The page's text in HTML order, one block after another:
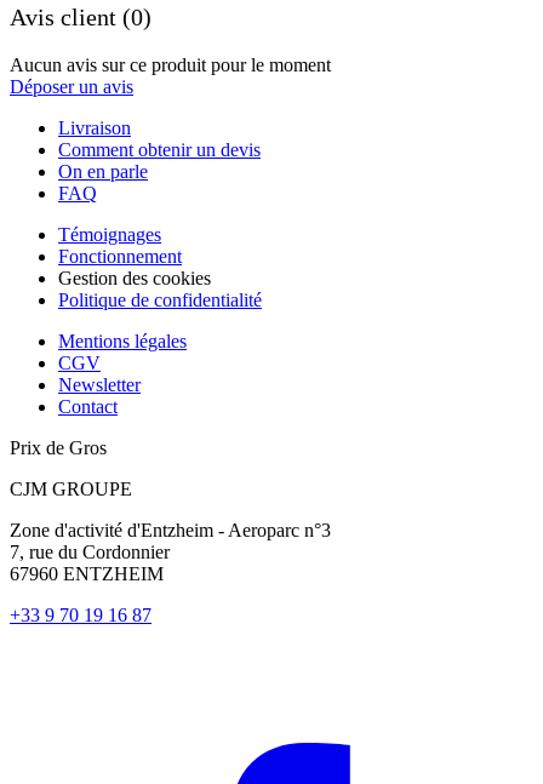
Avis client (0)
Aucun avis sur ce produit pour le moment
Déposer un avis
Livraison
Comment obtenir un devis
On en parle
FAQ
Témoignages
Fonctionnement
Gestion des cookies
Politique de confidentialité
Mentions légales
CGV
Newsletter
Contact
Prix de Gros
CJM GROUPE
Zone d'activité d'Entzheim - Aeroparc n°3
7, rue du Cordonnier
67960 ENTZHEIM
+33 9 70 19 16 87